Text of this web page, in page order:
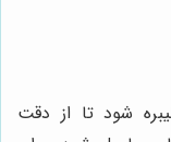
شود تا از دقت